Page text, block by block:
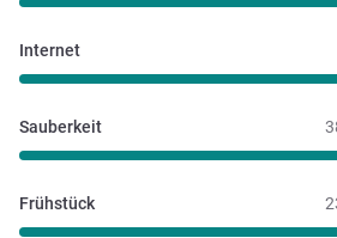
Internet
Sauberkeit
Frühstück